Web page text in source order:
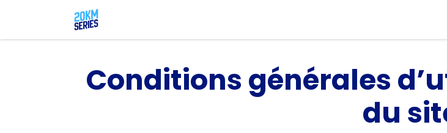
Se rendre au contenu
Conditions générales
du